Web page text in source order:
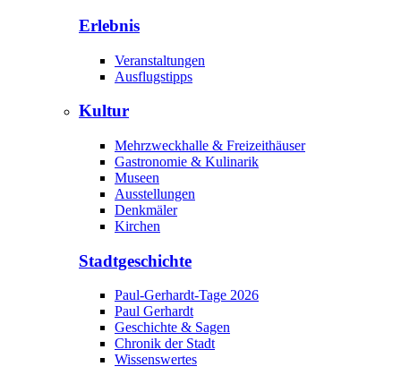
Erlebnis
Veranstaltungen
Ausflugstipps
Kultur
Mehrzweckhalle & Freizeithäuser
Gastronomie & Kulinarik
Museen
Ausstellungen
Denkmäler
Kirchen
Stadtgeschichte
Paul-Gerhardt-Tage 2026
Paul Gerhardt
Geschichte & Sagen
Chronik der Stadt
Wissenswertes